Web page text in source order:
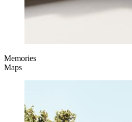
Memories
Maps